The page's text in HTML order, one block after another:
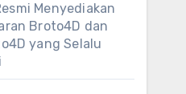
Menyediakan
Broto4D dan
yang Selalu